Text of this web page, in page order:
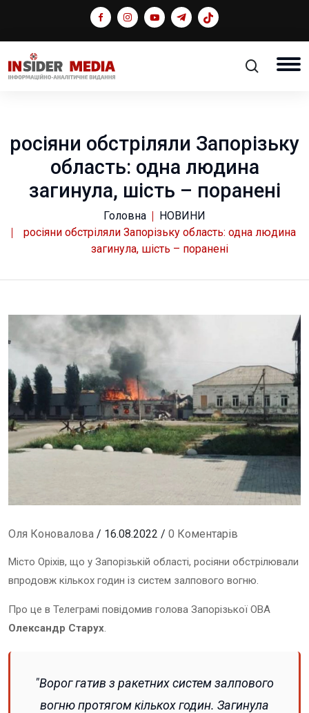
росіяни обстріляли Запорізьку
область: одна людина
загинула, шість – поранені
Головна
НОВИНИ
росіяни обстріляли Запорізьку область: одна людина
загинула, шість – поранені
Оля Коновалова / 16.08.2022 / 0 Коментарів
Місто Оріхів, що у Запорізькій області, росіяни обстрілювали
впродовж кількох годин із систем залпового вогню.
Про це в Телеграмі повідомив голова Запорізької ОВА
Олександр Старух.
"Ворог гатив з ракетних систем залпового
вогню протягом кількох годин. Загинула